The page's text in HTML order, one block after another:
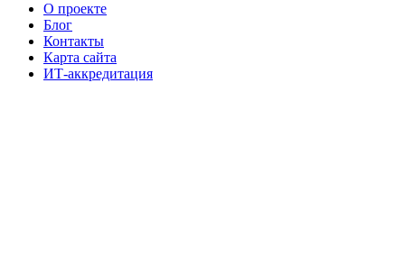
О проекте
Блог
Контакты
Карта сайта
ИТ-аккредитация